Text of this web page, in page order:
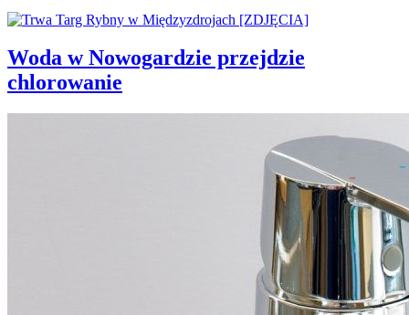
Woda w Nowogardzie przejdzie
chlorowanie